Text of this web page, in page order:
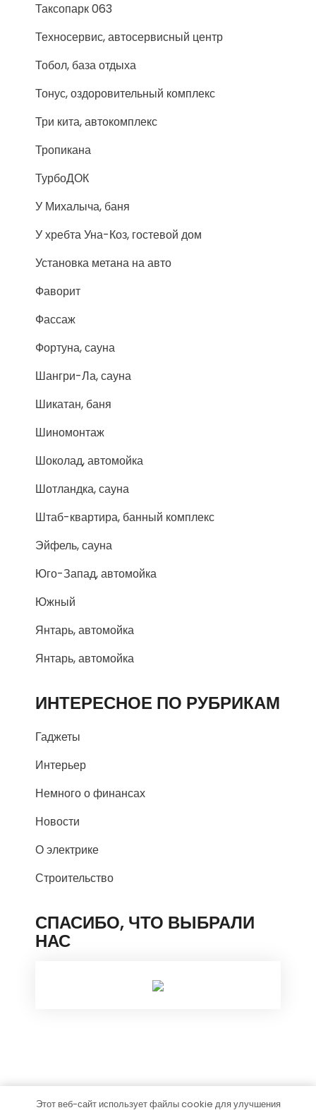
Таксопарк 063
Техносервис, автосервисный центр
Тобол, база отдыха
Тонус, оздоровительный комплекс
Три кита, автокомплекс
Тропикана
ТурбоДОК
У Михалыча, баня
У хребта Уна-Коз, гостевой дом
Установка метана на авто
Фаворит
Фассаж
Фортуна, сауна
Шангри-Ла, сауна
Шикатан, баня
Шиномонтаж
Шоколад, автомойка
Шотландка, сауна
Штаб-квартира, банный комплекс
Эйфель, сауна
Юго-Запад, автомойка
Южный
Янтарь, автомойка
Янтарь, автомойка
ИНТЕРЕСНОЕ ПО РУБРИКАМ
Гаджеты
Интерьер
Немного о финансах
Новости
О электрике
Строительство
СПАСИБО, ЧТО ВЫБРАЛИ
НАС
Этот веб-сайт использует файлы cookie для улучшения